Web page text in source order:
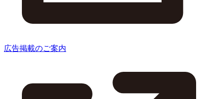
広告掲載のご案内